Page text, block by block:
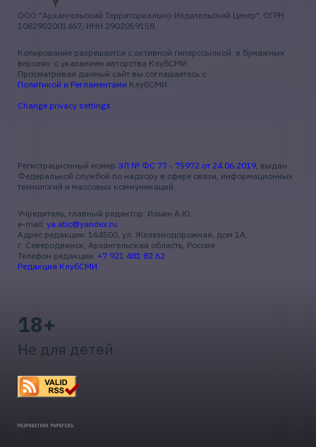
ООО "Архангельский Территориально-Издательский Центр", ОГРН
1082902001467, ИНН 2902059158.
Копирование разрешается с активной гиперссылкой, в бумажных
версиях: с указанием авторства КлубСМИ.
Просматривая данный сайт вы соглашаетесь с
Политикой и Регламентами КлубСМИ.
Change privacy settings
Регистрационный номер ЭЛ № ФС 77 - 75972 от 24.06.2019, выдан
Федеральной службой по надзору в сфере связи, информационных
технологий и массовых коммуникаций.
Учредитель, главный редактор: Ильин А.Ю.
e-mail: ya.atic@yandex.ru
Адрес редакции: 164500, ул. Железнодорожная, дом 1А,
г. Северодвинск, Архангельская область, Россия
Телефон редакции: +7 921 481 82 62
Редакция КлубСМИ
18+
Не для детей